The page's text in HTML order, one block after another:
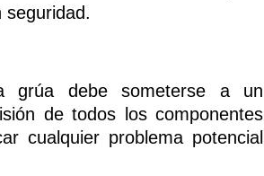
grúa debe someterse a un
de todos los componentes
cualquier problema potencial